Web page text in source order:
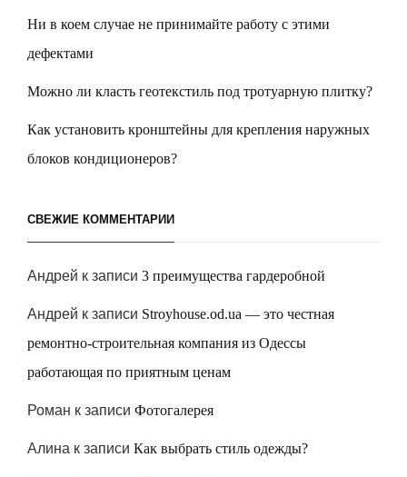
Ни в коем случае не принимайте работу с этими
дефектами
Можно ли класть геотекстиль под тротуарную плитку?
Как установить кронштейны для крепления наружных
блоков кондиционеров?
СВЕЖИЕ КОММЕНТАРИИ
Андрей к записи 3 преимущества гардеробной
Андрей к записи Stroyhouse.od.ua — это честная
ремонтно-строительная компания из Одессы
работающая по приятным ценам
Роман к записи Фотогалерея
Алина к записи Как выбрать стиль одежды?